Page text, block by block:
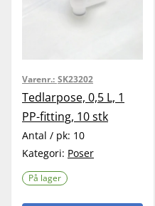
Varenr.: SK23202
Tedlarpose, 0,5 L, 1
PP-fitting, 10 stk
Antal / pk: 10
Kategori: Poser
På lager